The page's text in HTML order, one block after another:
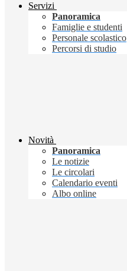
Servizi
Panoramica
Famiglie e studenti
Personale scolastico
Percorsi di studio
Novità
Panoramica
Le notizie
Le circolari
Calendario eventi
Albo online